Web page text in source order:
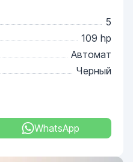
5
109 hp
Автомат
Черный
WhatsApp